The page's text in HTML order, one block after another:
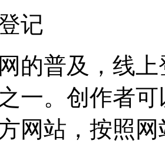
记
的普及，线
一。创作者
网站，按照